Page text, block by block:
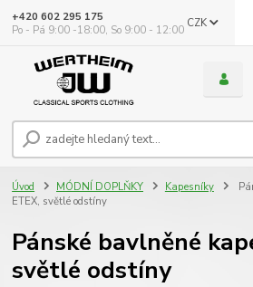
CZK
+420 602 295 175
Po - Pá 9:00 -18:00, So 9:00 - 12:00
Úvod MÓDNÍ DOPLŇKY Kapesníky
ETEX, světlé odstíny
Pánské bavlněné
světlé odstíny